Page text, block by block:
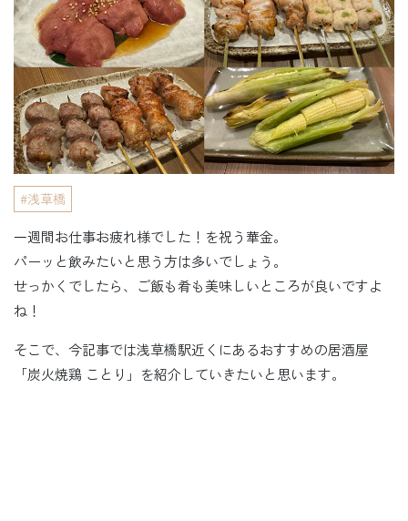
浅草橋
一週間お仕事お疲れ様でした！を祝う華金。
パーッと飲みたいと思う方は多いでしょう。
せっかくでしたら、ご飯も肴も美味しいところが良いですよ
ね！
そこで、今記事では浅草橋駅近くにあるおすすめの居酒屋
「炭火焼鶏 ことり」を紹介していきたいと思います。